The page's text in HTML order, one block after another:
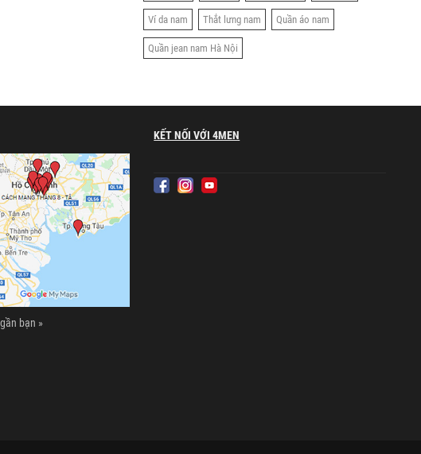
Ví da nam Thắt lưng nam Quần áo nam
Quần jean nam Hà Nội
bạn »
KẾT NỐI VỚI 4MEN